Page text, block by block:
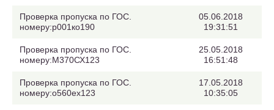
Проверка пропуска по ГОС.
номеру:р001ко190
05.06.2018
19:31:51
Проверка пропуска по ГОС.
номеру:М370СХ123
25.05.2018
16:51:48
Проверка пропуска по ГОС.
номеру:о560ех123
17.05.2018
10:35:05